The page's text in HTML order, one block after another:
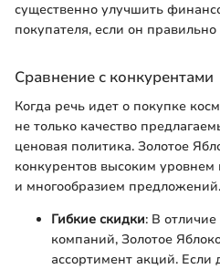
существенно улучшить
покупателя, если он
Сравнение с конкурентами
Когда речь идет о покупке
не только качество
ценовая политика. Золотое
конкурентов высоким уровнем
и многообразием предложений.
Гибкие скидки: В
компаний, Золотое
ассортимент акций. Если